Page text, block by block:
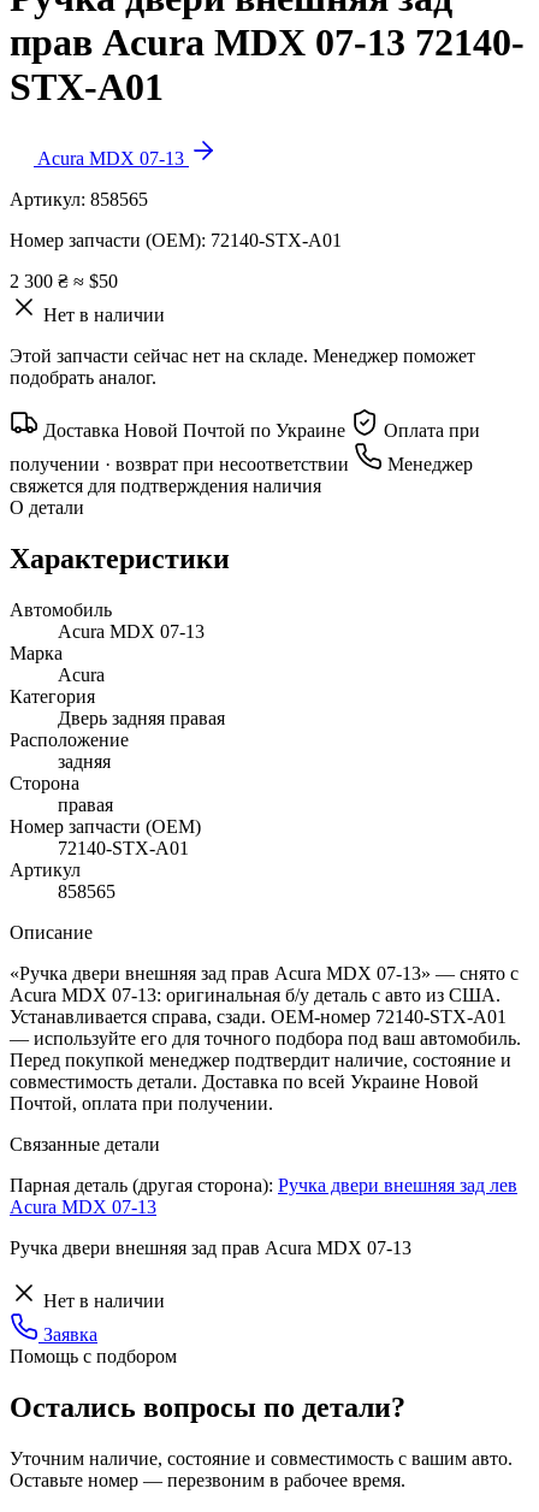
прав Acura MDX 07-13 72140-
STX-A01
Acura MDX 07-13
Артикул: 858565
Номер запчасти (OEM): 72140-STX-A01
2 300 ₴ ≈ $50
Нет в наличии
Этой запчасти сейчас нет на складе. Менеджер поможет
подобрать аналог.
Доставка Новой Почтой по Украине
Оплата при
получении · возврат при несоответствии
Менеджер
свяжется для подтверждения наличия
О детали
Характеристики
Автомобиль
Acura MDX 07-13
Марка
Acura
Категория
Дверь задняя правая
Расположение
задняя
Сторона
правая
Номер запчасти (OEM)
72140-STX-A01
Артикул
858565
Описание
«Ручка двери внешняя зад прав Acura MDX 07-13» — снято с
Acura MDX 07-13: оригинальная б/у деталь с авто из США.
Устанавливается справа, сзади. OEM-номер 72140-STX-A01
— используйте его для точного подбора под ваш автомобиль.
Перед покупкой менеджер подтвердит наличие, состояние и
совместимость детали. Доставка по всей Украине Новой
Почтой, оплата при получении.
Связанные детали
Парная деталь (другая сторона): Ручка двери внешняя зад лев
Acura MDX 07-13
Ручка двери внешняя зад прав Acura MDX 07-13
Нет в наличии
Заявка
Помощь с подбором
Остались вопросы по детали?
Уточним наличие, состояние и совместимость с вашим авто.
Оставьте номер — перезвоним в рабочее время.